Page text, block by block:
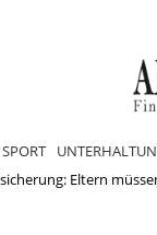
SPORT
Eltern